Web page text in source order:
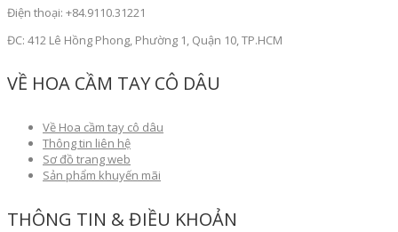
Điện thoại: +84.9110.31221
ĐC: 412 Lê Hồng Phong, Phường 1, Quận 10, TP.HCM
VỀ HOA CẦM TAY CÔ DÂU
Về Hoa cầm tay cô dâu
Thông tin liên hệ
Sơ đồ trang web
Sản phẩm khuyến mãi
THÔNG TIN & ĐIỀU KHOẢN